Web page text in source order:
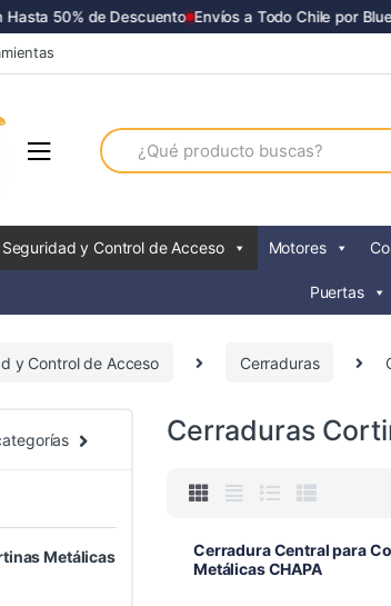
50% de Descuento Envíos a Todo Chile por
Search
for:
Seguridad y Control de Acceso Motores
Puertas
y Control de Acceso Cerraduras
Cerraduras
Cerradura Central para
Metálicas CHAPA
Metálicas